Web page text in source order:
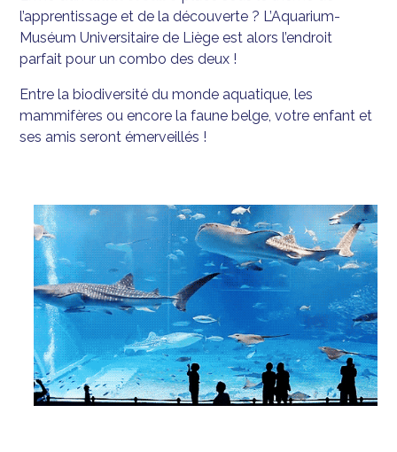
l’apprentissage et de la découverte ? L’Aquarium-
Muséum Universitaire de Liège est alors l’endroit
parfait pour un combo des deux !
Entre la biodiversité du monde aquatique, les
mammifères ou encore la faune belge, votre enfant et
ses amis seront émerveillés !